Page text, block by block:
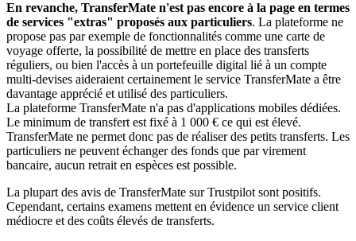
En revanche, TransferMate n'est pas encore à la page en termes
de services "extras" proposés aux particuliers. La plateforme ne
propose pas par exemple de fonctionnalités comme une carte de
voyage offerte, la possibilité de mettre en place des transferts
réguliers, ou bien l'accès à un portefeuille digital lié à un compte
multi-devises aideraient certainement le service TransferMate a être
davantage apprécié et utilisé des particuliers.
La plateforme TransferMate n'a pas d'applications mobiles dédiées.
Le minimum de transfert est fixé à 1 000 € ce qui est élevé.
TransferMate ne permet donc pas de réaliser des petits transferts. Les
particuliers ne peuvent échanger des fonds que par virement
bancaire, aucun retrait en espèces est possible.
La plupart des avis de TransferMate sur Trustpilot sont positifs.
Cependant, certains examens mettent en évidence un service client
médiocre et des coûts élevés de transferts.